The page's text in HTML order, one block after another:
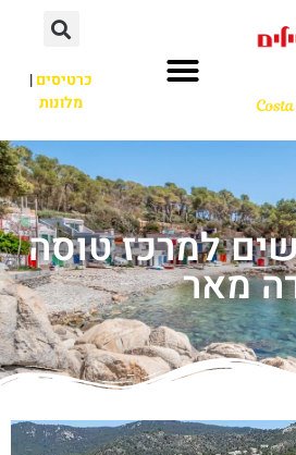
כרטיסים|
מלונות
למרכז טוסה
מאר